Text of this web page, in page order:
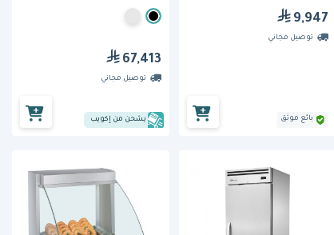
9,947
توصيل مجاني
بائع موثق
Black Eagle Maverick Core 3
groups) من فيكتوريا أردوينو
67,413
توصيل مجاني
يشحن من إكويب